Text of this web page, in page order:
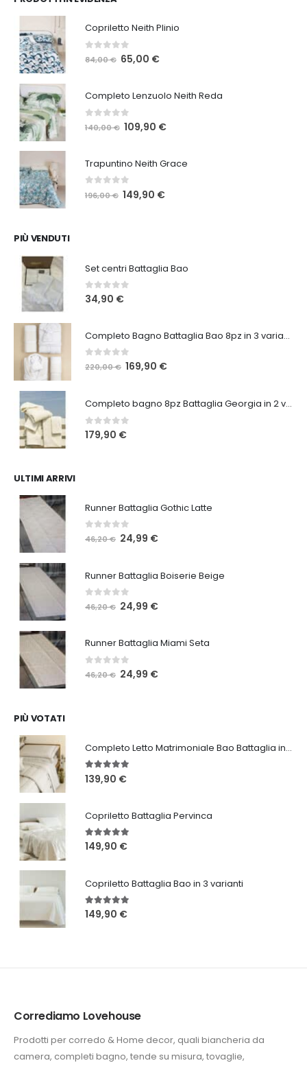
Copriletto Neith Plinio
0 Su 5
84,00€ Il
era:
84,00 €.
65,00 €Il
è:
Completo Lenzuolo Neith Reda
140,00€ Il
era:
140,00 €.
109,90 €Il
è:
Trapuntino Neith Grace
196,00€ Il149,90 €Il
PIÙ VENDUTI
Set centri Battaglia Bao
0 Su 5
34,90 €
Completo Bagno Battaglia Bao 8pz in 3 varianti
0Su 5
220,00€ Il
era:
220,00 €.
169,90 €Il
è:
Completo bagno 8pz Battaglia Georgia in 2 varianti
0Su 5
179,90 €
ULTIMI ARRIVI
Runner Battaglia Gothic Latte
0 Su 5
46,20€ Il
era:
46,20 €.
24,99 €Il
è:
Runner Battaglia Boiserie Beige
0 Su 5
46,20€ Il
era:
46,20 €.
24,99 €Il
è:
Runner Battaglia Miami Seta
0 Su 5
46,20€ Il24,99 €Il
PIÙ VOTATI
Completo Letto Matrimoniale Bao Battaglia in 3 varianti
5.00Su 5
139,90 €
Copriletto Battaglia Pervinca
5.00Su 5
149,90 €
Copriletto Battaglia Bao in 3 varianti
5.00Su 5
149,90 €
Corrediamo Lovehouse
Prodotti per corredo & Home decor, quali biancheria da
camera, completi bagno, tende su misura, tovaglie,